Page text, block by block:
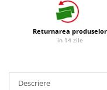
Vase Si Accesorii
Diverse pentru bucatarie
Igiena si Dezinfectie
Dezinfectant Baie
Returnarea produselor
in 14 zile
Descriere